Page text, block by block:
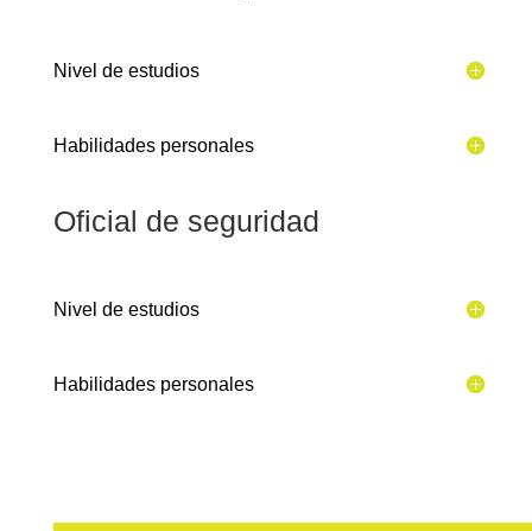
Nivel de estudios
Habilidades personales
Oficial de seguridad
Nivel de estudios
Habilidades personales